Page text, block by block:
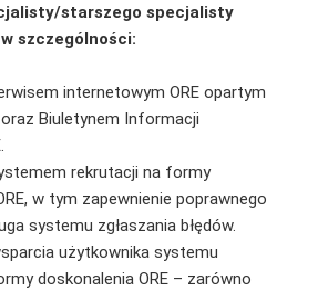
starszego specjalisty
szczególności:
internetowym ORE opartym
Biuletynem Informacji
rekrutacji na formy
w tym zapewnienie poprawnego
systemu zgłaszania błędów.
użytkownika systemu
doskonalenia ORE – zarówno